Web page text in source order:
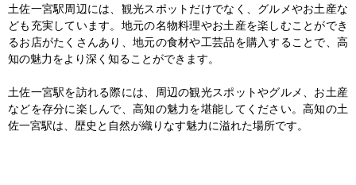
土佐一宮駅周辺には、観光スポットだけでなく、グルメやお土産な
ども充実しています。地元の名物料理やお土産を楽しむことができ
るお店がたくさんあり、地元の食材や工芸品を購入することで、高
知の魅力をより深く知ることができます。
土佐一宮駅を訪れる際には、周辺の観光スポットやグルメ、お土産
などを存分に楽しんで、高知の魅力を堪能してください。高知の土
佐一宮駅は、歴史と自然が織りなす魅力に溢れた場所です。